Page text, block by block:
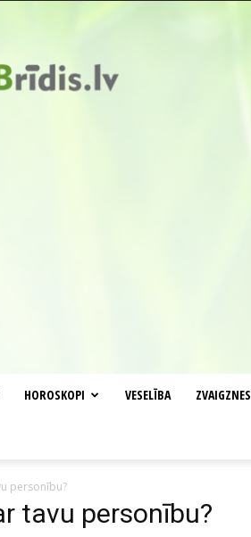
HOROSKOPI VESELĪBA ZVAIGZNES
personību?
tavu personību?